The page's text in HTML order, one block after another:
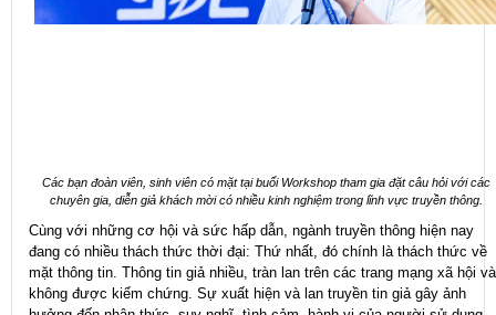
Các bạn đoàn viên, sinh viên có mặt tại buổi Workshop tham gia đặt câu hỏi với các
chuyên gia, diễn giả khách mời có nhiều kinh nghiệm trong lĩnh vực truyền thông.
Cùng với những cơ hội và sức hấp dẫn, ngành truyền thông hiện nay
đang có nhiều thách thức thời đại: Thứ nhất, đó chính là thách thức về
mặt thông tin. Thông tin giả nhiều, tràn lan trên các trang mạng xã hội và
không được kiểm chứng. Sự xuất hiện và lan truyền tin giả gây ảnh